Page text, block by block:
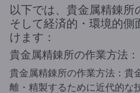
以下では、貴金属精錬所
そして経済的・環境的
けます：
貴金属精錬所の作業方法：
貴金属精錬所の作業方法：貴
離・精製するために近代的な